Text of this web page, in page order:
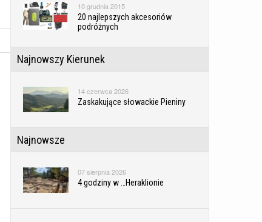
10 grudnia 2015
20 najlepszych akcesoriów
podróżnych
Najnowszy Kierunek
14 czerwca 2026
Zaskakujące słowackie Pieniny
Najnowsze
07 sierpnia 2026
4 godziny w …Heraklionie